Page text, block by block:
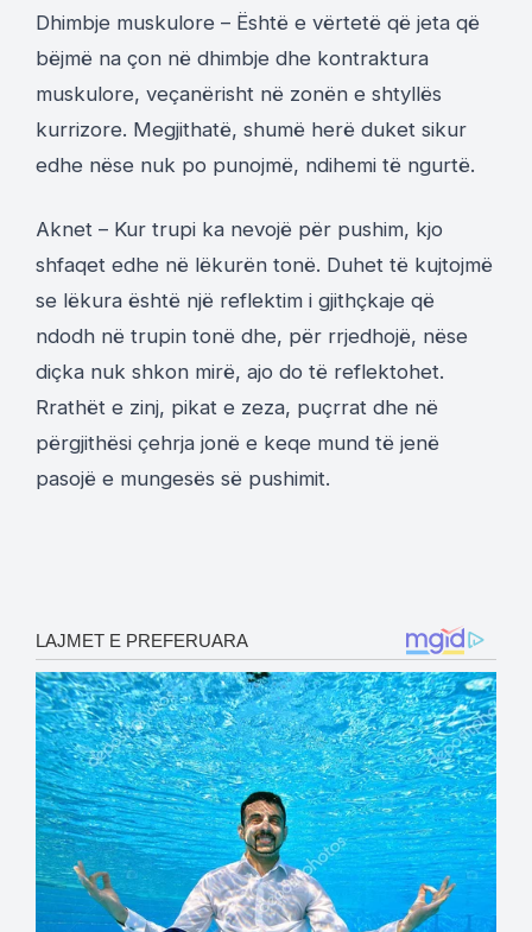
Dhimbje muskulore – Është e vërtetë që jeta që
bëjmë na çon në dhimbje dhe kontraktura
muskulore, veçanërisht në zonën e shtyllës
kurrizore. Megjithatë, shumë herë duket sikur
edhe nëse nuk po punojmë, ndihemi të ngurtë.
Aknet – Kur trupi ka nevojë për pushim, kjo
shfaqet edhe në lëkurën tonë. Duhet të kujtojmë
se lëkura është një reflektim i gjithçkaje që
ndodh në trupin tonë dhe, për rrjedhojë, nëse
diçka nuk shkon mirë, ajo do të reflektohet.
Rrathët e zinj, pikat e zeza, puçrrat dhe në
përgjithësi çehrja jonë e keqe mund të jenë
pasojë e mungesës së pushimit.